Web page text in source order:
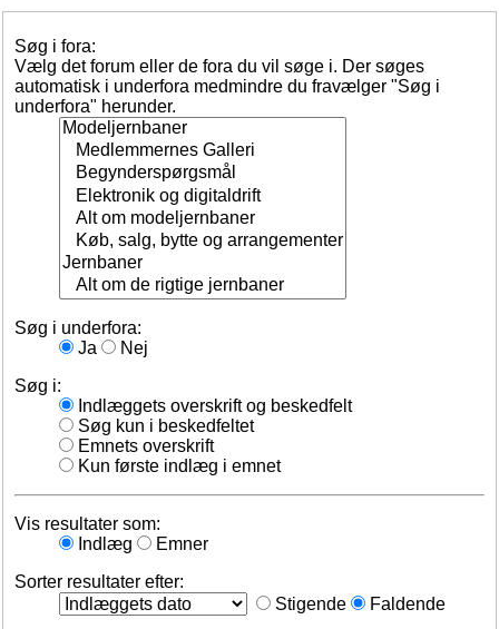
Søg i fora:
Vælg det forum eller de fora du vil søge i. Der søges
automatisk i underfora medmindre du fravælger "Søg i
underfora" herunder.
Søg i underfora:
Ja
Nej
Søg i:
Indlæggets overskrift og beskedfelt
Søg kun i beskedfeltet
Emnets overskrift
Kun første indlæg i emnet
Vis resultater som:
Indlæg
Emner
Sorter resultater efter:
Stigende
Faldende